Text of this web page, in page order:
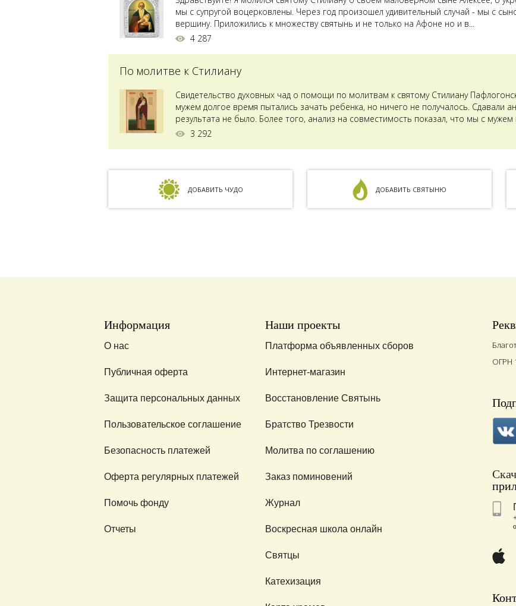
мы с супругой воцерковлены. Через год произошел удивительный случай - мы с
вершину. Приложились к множеству святынь и не только на Афоне но и в...
4 287
По молитве к Стилиану
Свидетельство духовных чад о помощи по молитвам к святому Стилиану
мужем долгое время пытались зачать ребенка, но ничего не получалось. Сдавали
результата не было. Более того, анализ на совместимость показал, что мы с
ставили...
3 292
ДОБАВИТЬ ЧУДО ДОБАВИТЬ СВЯТЫНЮ
Информация
О нас
Публичная оферта
Защита персональных данных
Пользовательское соглашение
Безопасность платежей
Оферта регулярных платежей
Помочь фонду
Отчеты
Наши проекты
Платформа объявленных сборов
Интернет-магазин
Восстановление Святынь
Братство Трезвости
Молитва по соглашению
Заказ поминовений
Журнал
Воскресная школа онлайн
Святцы
Катехизация
ОГРН